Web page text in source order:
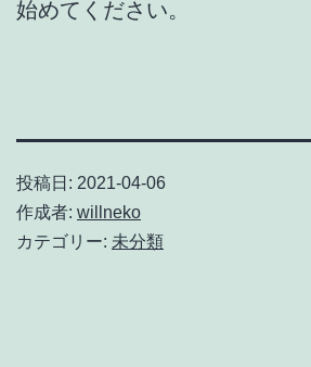
始めてください。
投稿日: 2021-04-06
作成者: willneko
カテゴリー: 未分類